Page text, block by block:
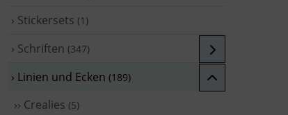
› Stickersets (1)
› Schriften (347)
› Linien und Ecken (189)
›› Crealies (5)